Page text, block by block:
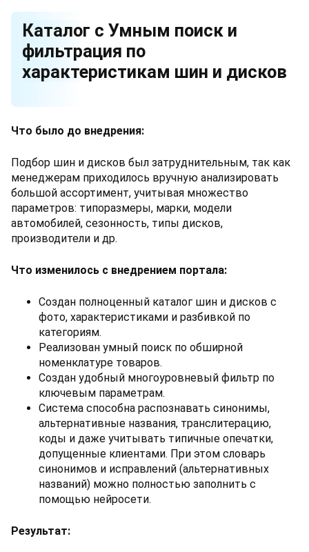
Каталог с Умным поиск и
фильтрация по
характеристикам шин и дисков
Что было до внедрения:
Подбор шин и дисков был затруднительным, так как
менеджерам приходилось вручную анализировать
большой ассортимент, учитывая множество
параметров: типоразмеры, марки, модели
автомобилей, сезонность, типы дисков,
производители и др.
Что изменилось с внедрением портала:
Создан полноценный каталог шин и дисков с
фото, характеристиками и разбивкой по
категориям.
Реализован умный поиск по обширной
номенклатуре товаров.
Создан удобный многоуровневый фильтр по
ключевым параметрам.
Система способна распознавать синонимы,
альтернативные названия, транслитерацию,
коды и даже учитывать типичные опечатки,
допущенные клиентами. При этом словарь
синонимов и исправлений (альтернативных
названий) можно полностью заполнить с
помощью нейросети.
Результат: